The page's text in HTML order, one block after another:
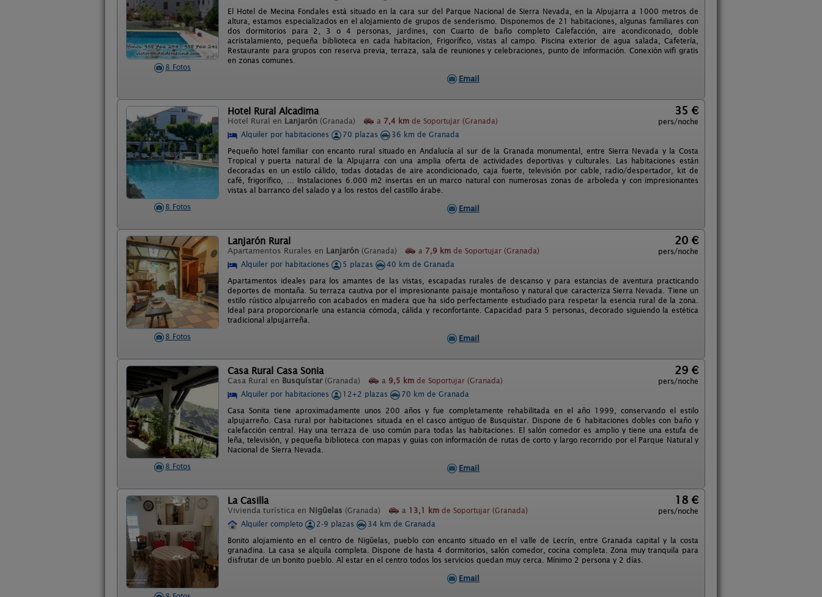
8 Fotos
El Hotel de Mecina Fondales está situado en la cara sur del Parque Nacional de Sierra Nevada, en la Alpujarra a 1000 metros de
altura, estamos especializados en el alojamiento de grupos de senderismo. Disponemos de 21 habitaciones, algunas familiares con
dos dormitorios para 2, 3 o 4 personas, jardines, con Cuarto de baño completo Calefacción, aire acondiconado, doble
acristalamiento, pequeña biblioteca en cada habitacion, Frigorífico, vistas al campo. Piscina exterior de agua salada, Cafetería,
Restaurante para grupos con reserva previa, terraza, sala de reuniones y celebraciones, punto de información. Conexión wifi gratis
en zonas comunes.
Email
8 Fotos
Hotel Rural Alcadima
Hotel Rural en Lanjarón (Granada) a 7,4 km de Soportujar (Granada)
35 €
pers/noche
Alquiler por habitaciones
70 plazas
36 km de Granada
Pequeño hotel familiar con encanto rural situado en Andalucía al sur de la Granada monumental, entre Sierra Nevada y la Costa
Tropical y puerta natural de la Alpujarra con una amplia oferta de actividades deportivas y culturales. Las habitaciones están
decoradas en un estilo cálido, todas dotadas de aire acondicionado, caja fuerte, televisión por cable, radio/despertador, kit de
café, frigorífico, … Instalaciones 6.000 m2 insertas en un marco natural con numerosas zonas de arboleda y con impresionantes
vistas al barranco del salado y a los restos del castillo árabe.
Email
8 Fotos
Lanjarón Rural
Apartamentos Rurales en Lanjarón (Granada) a 7,9 km de Soportujar (Granada)
20 €
pers/noche
Alquiler por habitaciones
5 plazas
40 km de Granada
Apartamentos ideales para los amantes de las vistas, escapadas rurales de descanso y para estancias de aventura practicando
deportes de montaña. Su terraza cautiva por el impresionante paisaje montañoso y natural que caracteriza Sierra Nevada. Tiene un
estilo rústico alpujarreño con acabados en madera que ha sido perfectamente estudiado para respetar la esencia rural de la zona.
Ideal para proporcionarle una estancia cómoda, cálida y reconfortante. Capacidad para 5 personas, decorado siguiendo la estética
tradicional alpujarreña.
Email
8 Fotos
Casa Rural Casa Sonia
Casa Rural en Busquístar (Granada) a 9,5 km de Soportujar (Granada)
29 €
pers/noche
Alquiler por habitaciones
12+2 plazas
70 km de Granada
Casa Sonita tiene aproximadamente unos 200 años y fue completamente rehabilitada en el año 1999, conservando el estilo
alpujarreño. Casa rural por habitaciones situada en el casco antiguo de Busquistar. Dispone de 6 habitaciones dobles con baño y
calefacción central. Hay una terraza de uso común para todas las habitaciones. El salón comedor es amplio y tiene una estufa de
leña, televisión, y pequeña biblioteca con mapas y guias con información de rutas de corto y largo recorrido por el Parque Natural y
Nacional de Sierra Nevada.
Email
La Casilla
Vivienda turística en Nigüelas (Granada) a 13,1 km de Soportujar (Granada)
18 €
pers/noche
Alquiler completo
2-9 plazas
34 km de Granada
Bonito alojamiento en el centro de Nigüelas, pueblo con encanto situado en el valle de Lecrín, entre Granada capital y la costa
granadina. La casa se alquila completa. Dispone de hasta 4 dormitorios, salón comedor, cocina completa. Zona muy tranquila para
disfrutar de un bonito pueblo. Al estar en el centro todos los servicios quedan muy cerca. Mínimo 2 persona y 2 días.
Email